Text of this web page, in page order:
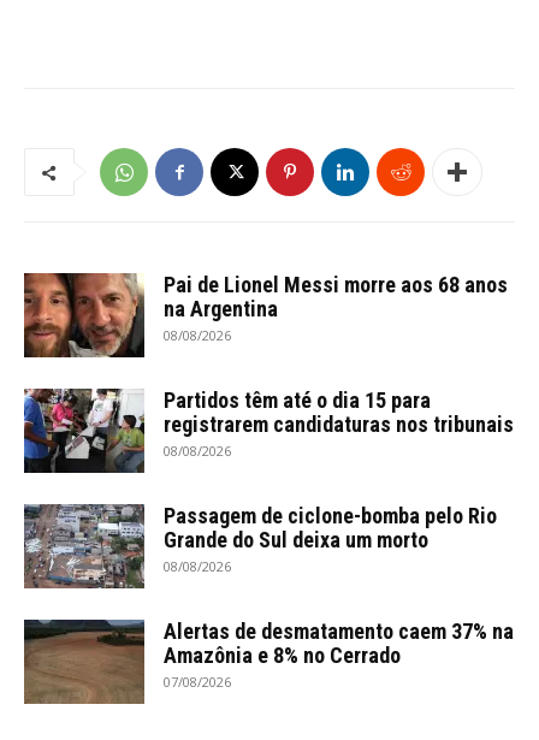
Pai de Lionel Messi morre aos 68 anos
na Argentina
08/08/2026
Partidos têm até o dia 15 para
registrarem candidaturas nos tribunais
08/08/2026
Passagem de ciclone-bomba pelo Rio
Grande do Sul deixa um morto
08/08/2026
Alertas de desmatamento caem 37% na
Amazônia e 8% no Cerrado
07/08/2026